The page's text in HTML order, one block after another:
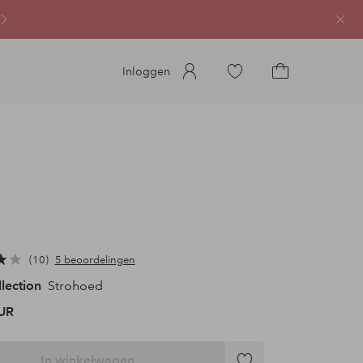
Inloggen
Ga
10 5 beoordelingen
Strohoed